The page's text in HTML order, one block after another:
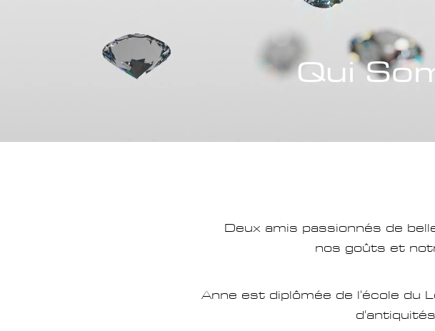
Qui
Deux amis passionnés de
nos goûts et
Anne est diplômée de l'école du